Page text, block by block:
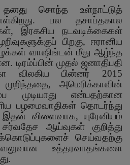
சொந்த உள்நாட்டுத்
பல தசாப்தகால
, இரகசிய நடவடிக்கைகள்
பிறகு, ஈரானிய
வாஷிங்டன் மீது ஆழ்ந்த
முதல் ஜனாதிபதி
விலகிய பின்னர் 2015
,அமெரிக்காவின்
முடியாது என்பதற்கான
பழமைவாதிகள் தொடர்ந்து
இதன் விளைவாக,யுரேனியம்
ஆய்வுகள் குறித்து
செய்வதற்கு
உத்தரவாதங்களை